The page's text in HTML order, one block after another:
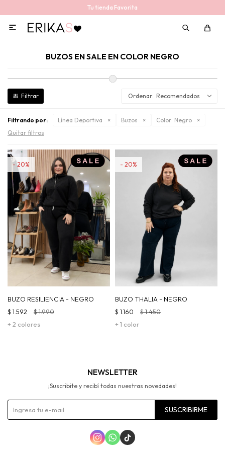
Tu tienda Favorita

BUZOS EN SALE EN COLOR NEGRO
Recomendados
Filtrando por: Línea Deportiva Buzos Color: Negro
Quitar filtros
BUZO RESILIENCIA - NEGRO
+ 2 colores
$ 1.592 $1.990
20
BUZO THALIA - NEGRO
+ 1 color
$ 1.160 $1.450
20
NEWSLETTER
¡Suscribite y recibí todas nuestras novedades!
SUSCRIBIRME
  